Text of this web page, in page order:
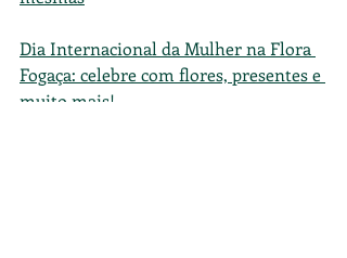
Dia Internacional da Mulher na Flora
Fogaça: celebre com flores, presentes e
muito mais!